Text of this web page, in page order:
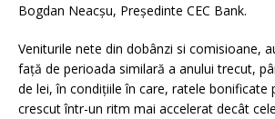
Bogdan Neacșu, Președinte CEC Bank.
Veniturile nete din dobânzi si comisioane,
față de perioada similară a anului trecut,
de lei, în condițiile în care, ratele bonificate
crescut într-un ritm mai accelerat decât